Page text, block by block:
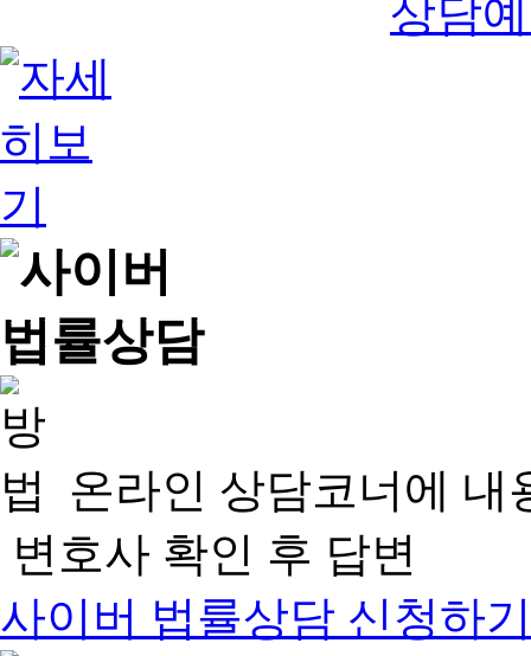
상담
온라인 상담코너에 내
변호사 확인 후 답변
사이버 법률상담 신청하기